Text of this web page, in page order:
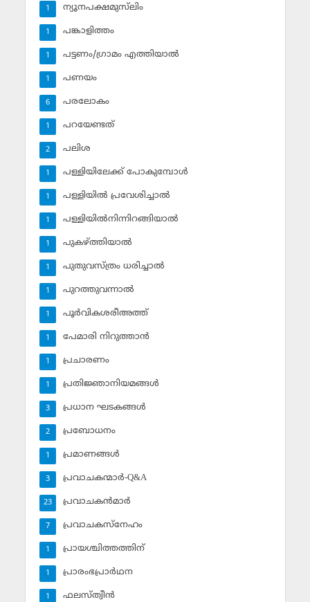
ന്യൂനപക്ഷമുസ്‌ലിം
1
പങ്കാളിത്തം
1
പട്ടണം/ഗ്രാമം എത്തിയാല്‍
1
പണയം
1
പരലോകം
6
പറയേണ്ടത്
1
പലിശ
2
പള്ളിയിലേക്ക് പോകുമ്പോള്‍
1
പള്ളിയില്‍ പ്രവേശിച്ചാല്‍
1
പള്ളിയില്‍നിന്നിറങ്ങിയാല്‍
1
പുകഴ്ത്തിയാല്‍
1
പുതുവസ്ത്രം ധരിച്ചാല്‍
1
പുറത്തുവന്നാല്‍
1
പൂര്‍വികശരീഅത്ത്
1
പേമാരി നിറുത്താന്‍
1
പ്രചാരണം
1
പ്രതിജ്ഞാനിയമങ്ങള്‍
1
പ്രധാന ഘടകങ്ങള്‍
3
പ്രബോധനം
2
പ്രമാണങ്ങള്‍
1
പ്രവാചകന്മാര്‍-Q&A
3
പ്രവാചകന്‍മാര്‍
23
പ്രവാചകസ്‌നേഹം
7
പ്രായശ്ചിത്തത്തിന്
1
പ്രാരംഭപ്രാര്‍ഥന
1
ഫലസ്ത്വീൻ
1